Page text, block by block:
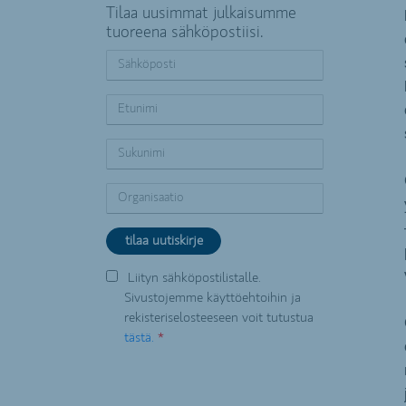
Tilaa uusimmat julkaisumme
tuoreena sähköpostiisi.
Liityn sähköpostilistalle.
Sivustojemme käyttöehtoihin ja
rekisteriselosteeseen voit tutustua
tästä. *